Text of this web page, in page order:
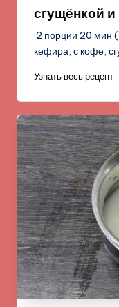
сгущёнкой
2 порции 20 мин
кефира, с кофе,
Узнать весь рецепт